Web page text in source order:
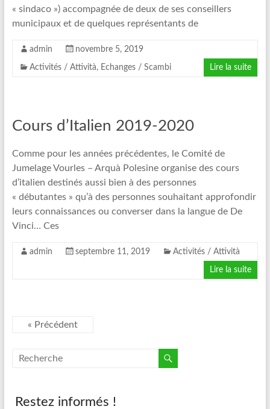
« sindaco ») accompagnée de deux de ses conseillers
municipaux et de quelques représentants de
admin novembre 5, 2019
Activités / Attività, Echanges / Scambi Lire la suite
Cours d’Italien 2019-2020
Comme pour les années précédentes, le Comité de
Jumelage Vourles – Arquà Polesine organise des cours
d’italien destinés aussi bien à des personnes
« débutantes » qu’à des personnes souhaitant approfondir
leurs connaissances ou converser dans la langue de De
Vinci… Ces
admin septembre 11, 2019 Activités / Attività
Lire la suite
« Précédent
Restez informés !